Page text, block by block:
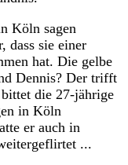
Köln sagen
dass sie einer
hat. Die gelbe
Dennis? Der trifft
die 27-jährige
in Köln
er auch in
...